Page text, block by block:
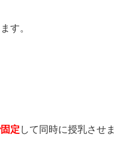
す。
定 して同時に授乳させま